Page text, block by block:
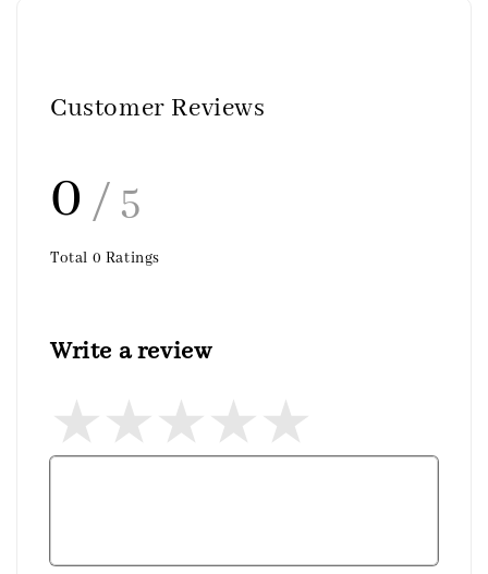
Customer Reviews
0 / 5
Total 0 Ratings
Write a review